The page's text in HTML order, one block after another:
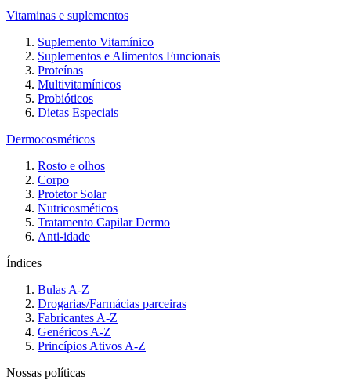
Vitaminas e suplementos
Suplemento Vitamínico
Suplementos e Alimentos Funcionais
Proteínas
Multivitamínicos
Probióticos
Dietas Especiais
Dermocosméticos
Rosto e olhos
Corpo
Protetor Solar
Nutricosméticos
Tratamento Capilar Dermo
Anti-idade
Índices
Bulas A-Z
Drogarias/Farmácias parceiras
Fabricantes A-Z
Genéricos A-Z
Princípios Ativos A-Z
Nossas políticas